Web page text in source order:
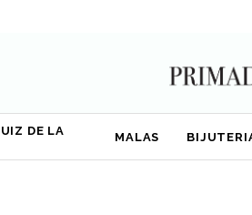
DE LA
MALAS